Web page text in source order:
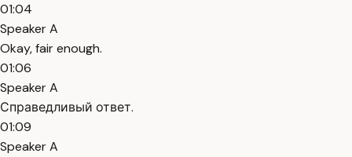
01:04
Speaker A
Okay, fair enough.
01:06
Speaker A
Справедливый ответ.
01:09
Speaker A